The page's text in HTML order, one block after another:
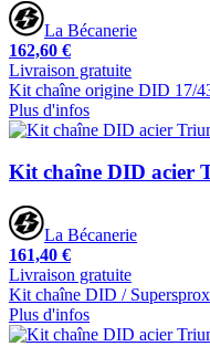
La Bécanerie
162,60 €
Livraison gratuite
Kit chaîne origine DID 17/
Plus d'infos
Kit chaîne DID acier
La Bécanerie
161,40 €
Livraison gratuite
Kit chaîne DID /
Plus d'infos